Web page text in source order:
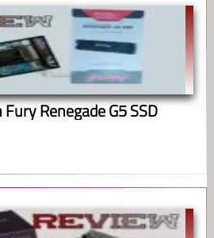
Renegade G5 SSD